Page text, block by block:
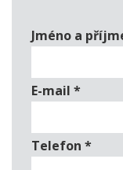
Jméno a
E-mail *
Telefon *